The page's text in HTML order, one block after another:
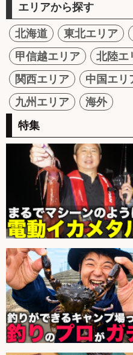
エリアから探す
北海道 東北エリア
甲信越エリア
北陸エ
関西エリア
中国エリ
九州エリア
海外
特集